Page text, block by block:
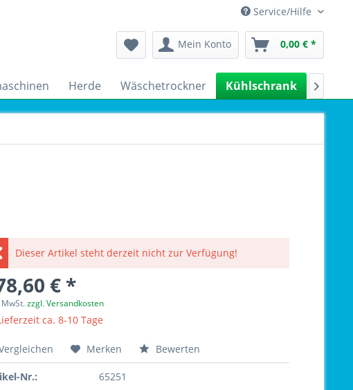
Service/Hilfe
Mein Konto 0,00 € *
Herde Wäschetrockner Kühlschrank 
Dieser Artikel steht derzeit nicht zur Verfügung!
€ *
MwSt.zzgl. Versandkosten
ca. 8-10 Tage
Merken Bewerten
Nr.: 65251